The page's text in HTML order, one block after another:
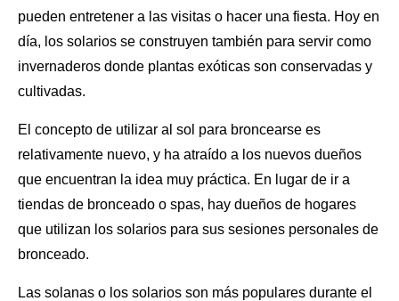
pueden entretener a las visitas o hacer una fiesta. Hoy en
día, los solarios se construyen también para servir como
invernaderos donde plantas exóticas son conservadas y
cultivadas.
El concepto de utilizar al sol para broncearse es
relativamente nuevo, y ha atraído a los nuevos dueños
que encuentran la idea muy práctica. En lugar de ir a
tiendas de bronceado o spas, hay dueños de hogares
que utilizan los solarios para sus sesiones personales de
bronceado.
Las solanas o los solarios son más populares durante el